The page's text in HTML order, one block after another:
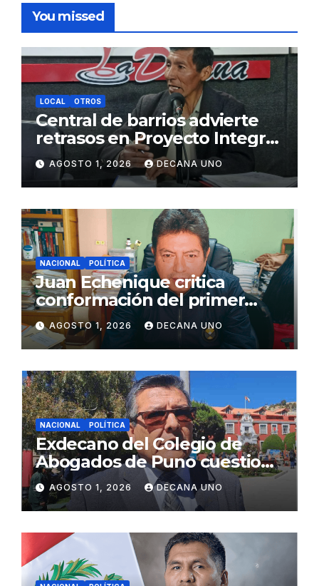
You missed
LOCAL OTROS
Central de barrios advierte
retrasos en Proyecto Integral
de Agua y Alcantarillado para
Juliaca
AGOSTO 1, 2026 DECANA UNO
NACIONAL POLÍTICA
Juan Echenique critica
conformación del primer
gabinete ministerial de Keiko
Fujimori
AGOSTO 1, 2026 DECANA UNO
NACIONAL POLÍTICA
Exdecano del Colegio de
Abogados de Puno cuestiona
propuestas sobre seguridad
ciudadana
AGOSTO 1, 2026 DECANA UNO